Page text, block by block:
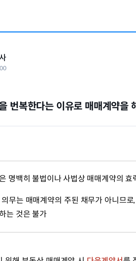
번복한다는 이유로 매매계약을
명백히 불법이나 사법상 매매계약의 효
무는 매매계약의 주된 채무가 아니므
는 것은 불가